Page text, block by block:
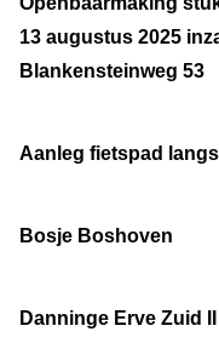
13 augustus 2025
Blankensteinweg 53
Aanleg fietspad
Bosje Boshoven
Danninge Erve Zuid II